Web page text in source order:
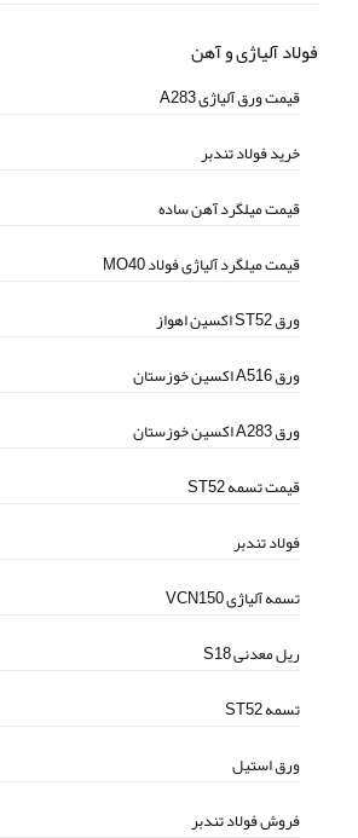
فولاد آلیاژی و آهن
قیمت ورق آلیاژی A283
خرید فولاد تندبر
قیمت میلگرد آهن ساده
قیمت میلگرد آلیاژی فولاد MO40
ورق ST52 اکسین اهواز
ورق A516 اکسین خوزستان
ورق A283 اکسین خوزستان
قیمت تسمه ST52
فولاد تندبر
تسمه آلیاژی VCN150
ریل معدنی S18
تسمه ST52
ورق استیل
فروش فولاد تندبر